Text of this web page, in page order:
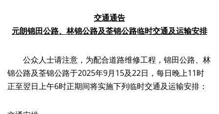
交通通告
元朗锦田公路、林锦公路及荃锦公路临时交通及运输安排
公众人士请注意，为配合道路维修工程，锦田公路、林
锦公路及荃锦公路于2025年9月15及22日，每日晚上11时
正至翌日上午6时正期间将实施下列临时交通及运输安排：